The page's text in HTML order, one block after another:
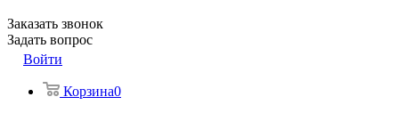
Заказать звонок
Задать вопрос
Войти
Корзина0